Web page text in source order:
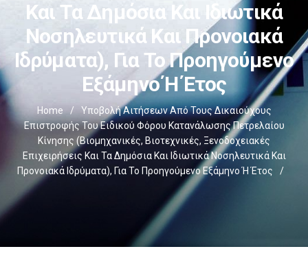
Και Τα Δημόσια Και Ιδιωτικά
Νοσηλευτικά Και Προνοιακά
Ιδρύματα), Για Το Προηγούμενο
Εξάμηνο Ή Έτος
Home /
Υποβολή Αιτήσεων Από Τους Δικαιούχους
Επιστροφής Του Ειδικού Φόρου Κατανάλωσης Πετρελαίου
Κίνησης (βιομηχανικές, Βιοτεχνικές, Ξενοδοχειακές
Επιχειρήσεις Και Τα Δημόσια Και Ιδιωτικά Νοσηλευτικά Και
Προνοιακά Ιδρύματα), Για Το Προηγούμενο Εξάμηνο Ή Έτος
/